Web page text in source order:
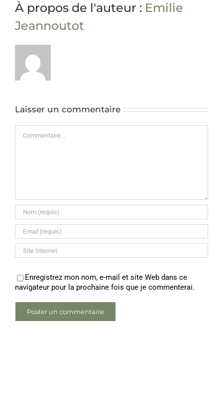
À propos de l'auteur : Emilie
Jeannoutot
Laisser un commentaire
Enregistrez mon nom, e-mail et site Web dans ce
navigateur pour la prochaine fois que je commenterai.